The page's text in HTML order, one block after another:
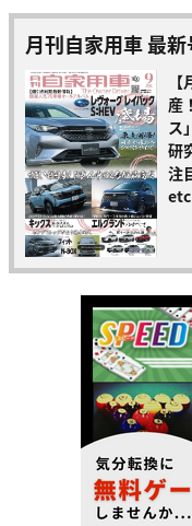
月刊自家用車 最新
産
ス
研
注